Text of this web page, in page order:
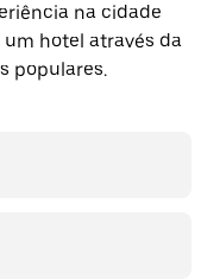
na cidade
um hotel através da
populares.